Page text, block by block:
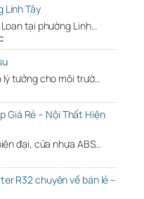
Linh Tây
tại phường Linh…
lý tưởng cho môi trườ…
Giá Rẻ – Nội Thất Hiện
đại, cửa nhựa ABS…
R32 chuyên về bán lẻ –